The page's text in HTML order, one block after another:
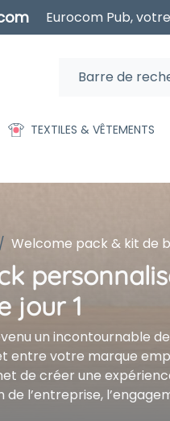
Eurocom Pub,
TEXTILES & VÊTEMENTS
Welcome pack & kit de
jour 1
un incontournable de
votre marque
de créer une
l’entreprise,